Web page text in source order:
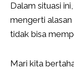
Dalam situasi
mengerti
tidak bisa
Mari kita